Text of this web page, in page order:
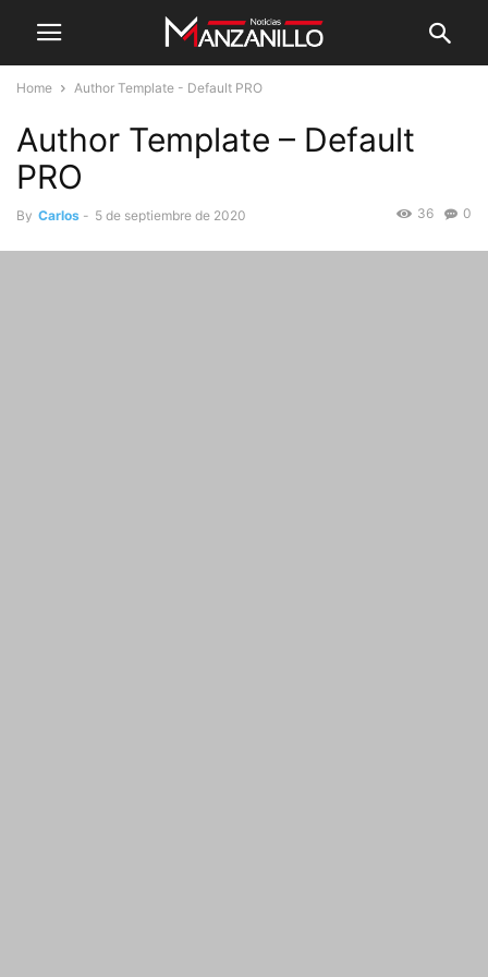
Home Author Template - Default PRO
Author Template – Default
PRO
By Carlos - 5 de septiembre de 2020 0
36